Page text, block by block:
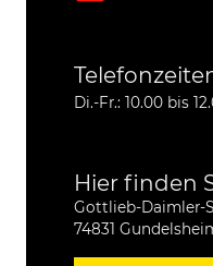
Di.-Fr.: 10.00 bis
Hier finden
Gottlieb-Daimler-
74831